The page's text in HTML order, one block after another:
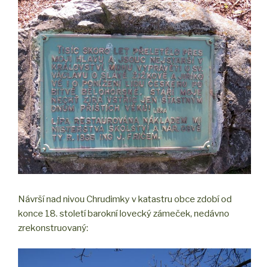
Návrší nad nivou Chrudimky v katastru obce zdobí od
konce 18. století barokní lovecký zámeček, nedávno
zrekonstruovaný: